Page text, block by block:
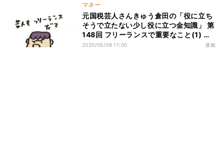
マネー
元国税芸人さんきゅう倉田の「役に立ち
そうで立たない少し役に立つ金知識」 第
148回 フリーランスで重要なこと(1) ～
指名で仕事を手に入れる～
2020/05/06 11:00 連載